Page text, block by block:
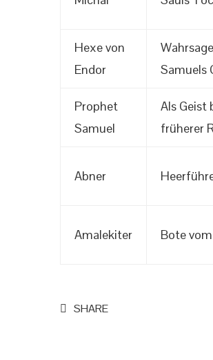
Hexe von
Endor
Samuels
Prophet
Samuel
Als Geist
früherer
Abner
Amalekiter Bote
SHARE